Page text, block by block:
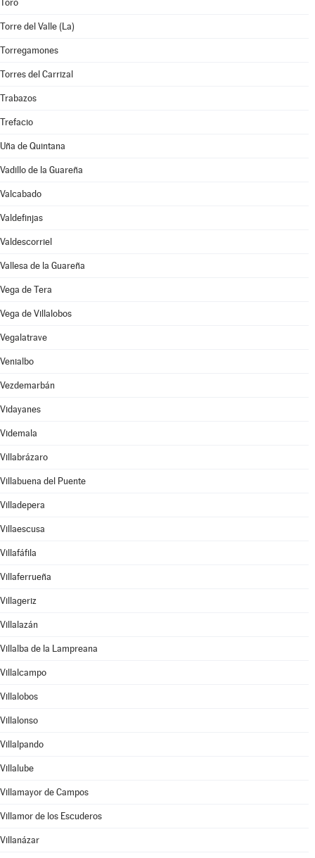
Toro
Torre del Valle (La)
Torregamones
Torres del Carrizal
Trabazos
Trefacio
Uña de Quintana
Vadillo de la Guareña
Valcabado
Valdefinjas
Valdescorriel
Vallesa de la Guareña
Vega de Tera
Vega de Villalobos
Vegalatrave
Venialbo
Vezdemarbán
Vidayanes
Videmala
Villabrázaro
Villabuena del Puente
Villadepera
Villaescusa
Villafáfila
Villaferrueña
Villageriz
Villalazán
Villalba de la Lampreana
Villalcampo
Villalobos
Villalonso
Villalpando
Villalube
Villamayor de Campos
Villamor de los Escuderos
Villanázar